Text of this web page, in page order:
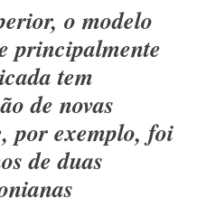
o modelo
principalmente
tem
de novas
por exemplo, foi
de duas